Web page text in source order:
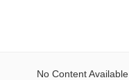
No Content Available